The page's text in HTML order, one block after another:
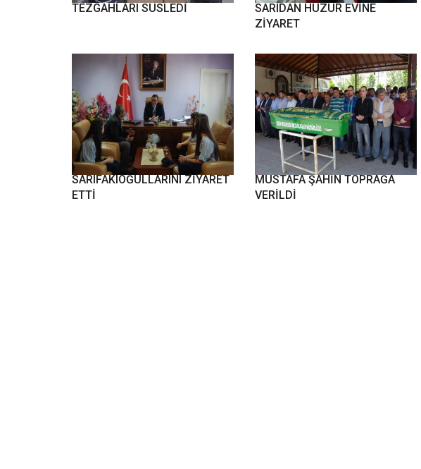
TEZGAHLARI SÜSLEDİ
SARIDAN HUZUR EVİNE
ZİYARET
İZCİLER KAYMAKAM
SARIFAKIOĞULLARINI ZİYARET
ETTİ
BELEDİYE ESKİ BAŞKANI
MUSTAFA ŞAHİN TOPRAĞA
VERİLDİ